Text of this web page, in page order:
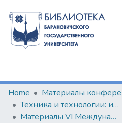
Communities & Collections
All of DSpace
Home
Техника и технологии: инновации и качество
Материалы VI Международной научно-практической конференции, 20 декабря 2019 г.